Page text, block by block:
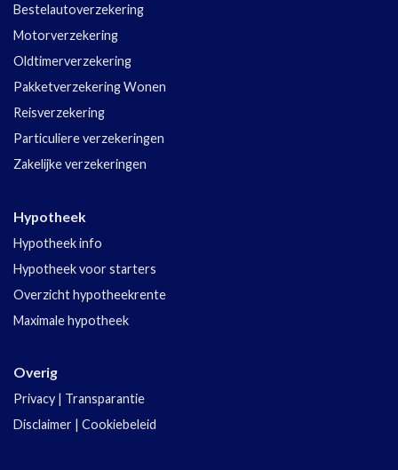
Bestelautoverzekering
Motorverzekering
Oldtimerverzekering
Pakketverzekering Wonen
Reisverzekering
Particuliere verzekeringen
Zakelijke verzekeringen
Hypotheek
Hypotheek info
Hypotheek voor starters
Overzicht hypotheekrente
Maximale hypotheek
Overig
Privacy | Transparantie
Disclaimer | Cookiebeleid